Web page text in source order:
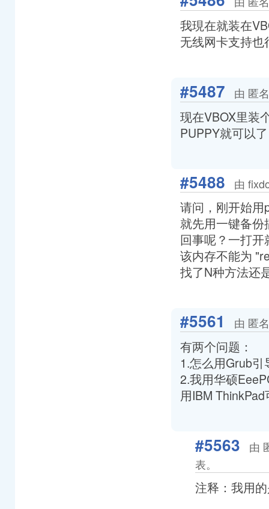
我現在就装在
无线网卡支持也
#5487 由 匿
现在VBOX里装
PUPPY就可以了
#5488 由
请问，刚开始用
就先用一键备
回事呢？一打开
该内存不能为
找了N种方法还
#5561 由 匿
有两个问题：
1.怎么用Grub
2.我用华硕
用IBM
#5563
由
表。
注释：我用